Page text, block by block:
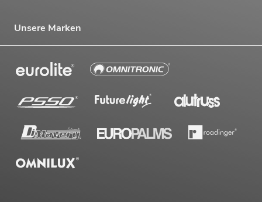
Unsere Marken